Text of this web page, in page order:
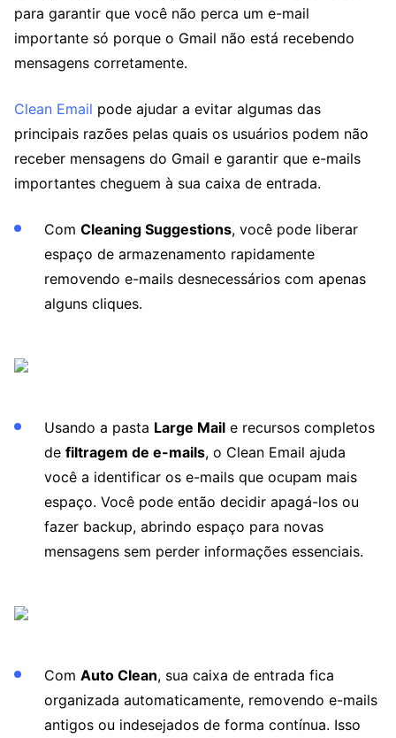
para garantir que você não perca um e-mail
importante só porque o Gmail não está recebendo
mensagens corretamente.
Clean Email pode ajudar a evitar algumas das
principais razões pelas quais os usuários podem não
receber mensagens do Gmail e garantir que e-mails
importantes cheguem à sua caixa de entrada.
Com Cleaning Suggestions, você pode liberar
espaço de armazenamento rapidamente
removendo e-mails desnecessários com apenas
alguns cliques.
Usando a pasta Large Mail e recursos completos
de filtragem de e-mails, o Clean Email ajuda
você a identificar os e-mails que ocupam mais
espaço. Você pode então decidir apagá-los ou
fazer backup, abrindo espaço para novas
mensagens sem perder informações essenciais.
Com Auto Clean, sua caixa de entrada fica
organizada automaticamente, removendo e-mails
antigos ou indesejados de forma contínua. Isso